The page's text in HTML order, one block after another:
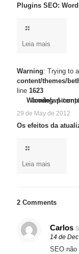
Plugins SEO:
Leia mais
Warning: Trying to
content/themes/
line 1623
Warning: Trying
/code/wp-content/
Warning:
29 de May de 2012
Os efeitos da
Leia mais
2 Comments
Carlos
14 de
SEO não